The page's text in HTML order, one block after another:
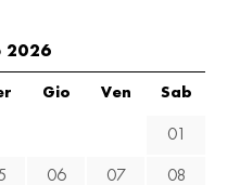
2026
Gio Ven Sab
01
06 07 08